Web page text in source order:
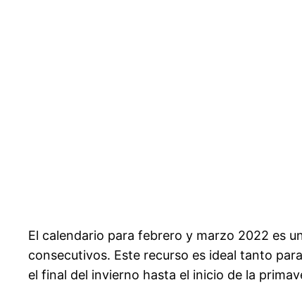
El calendario para febrero y marzo 2022 es
consecutivos. Este recurso es ideal tanto
el final del invierno hasta el inicio de la